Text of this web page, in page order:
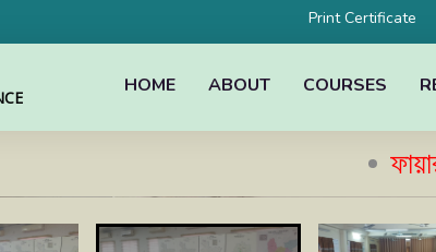
Print Certificate
COURSES
ABOUT
HOME
ফায়ার